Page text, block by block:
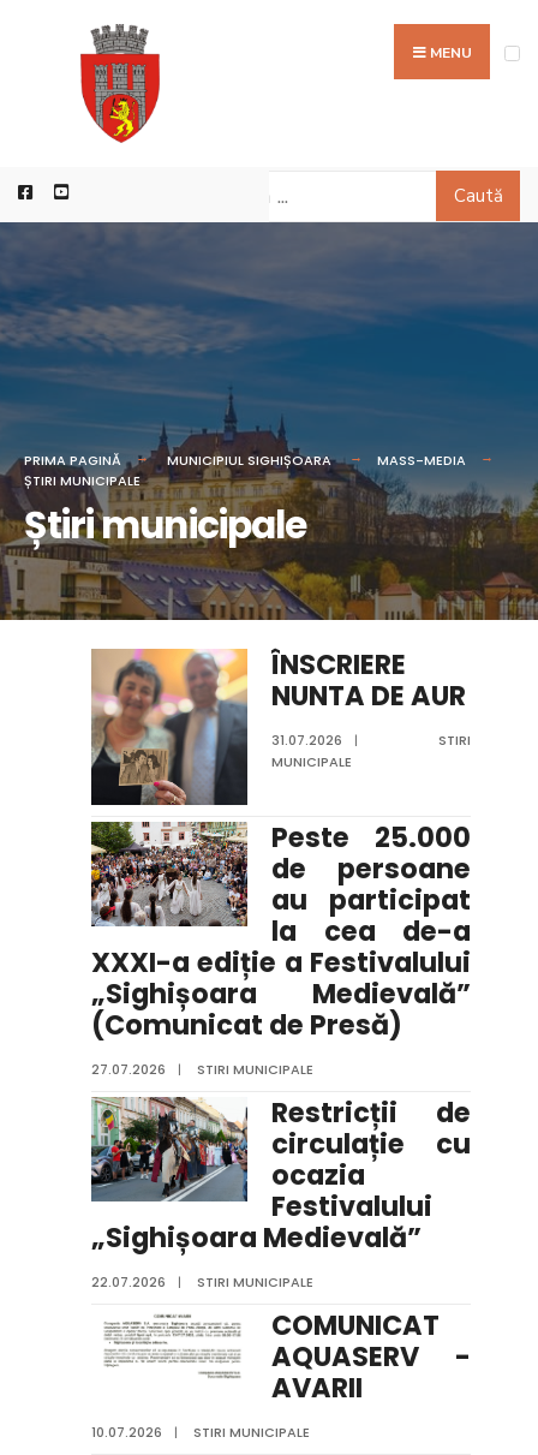
MENU
Caută
PRIMA PAGINĂ MUNICIPIUL SIGHIȘOARA
MASS-MEDIA
ȘTIRI MUNICIPALE
Știri municipale
ÎNSCRIERE
NUNTA DE AUR
31.07.2026 |
STIRI
MUNICIPALE
Peste 25.000
de persoane
au participat
la cea de-a
XXXI-a ediție a Festivalului
„Sighișoara Medievală”
(Comunicat de Presă)
27.07.2026 | STIRI MUNICIPALE
Restricții de
circulație cu
ocazia
Festivalului
„Sighișoara Medievală”
22.07.2026 | STIRI MUNICIPALE
COMUNICAT
AQUASERV -
AVARII
10.07.2026 | STIRI MUNICIPALE